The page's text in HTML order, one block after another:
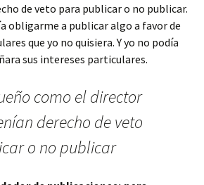
de veto para publicar o no publicar.
obligarme a publicar algo a favor de
que yo no quisiera. Y yo no podía
sus intereses particulares.
como el director
derecho de veto
o no publicar